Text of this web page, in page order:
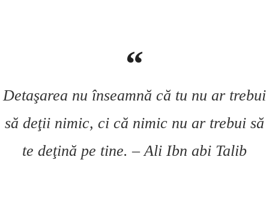
Detaşarea nu înseamnă că tu nu ar trebui
să deţii nimic, ci că nimic nu ar trebui să
te deţină pe tine. – Ali Ibn abi Talib